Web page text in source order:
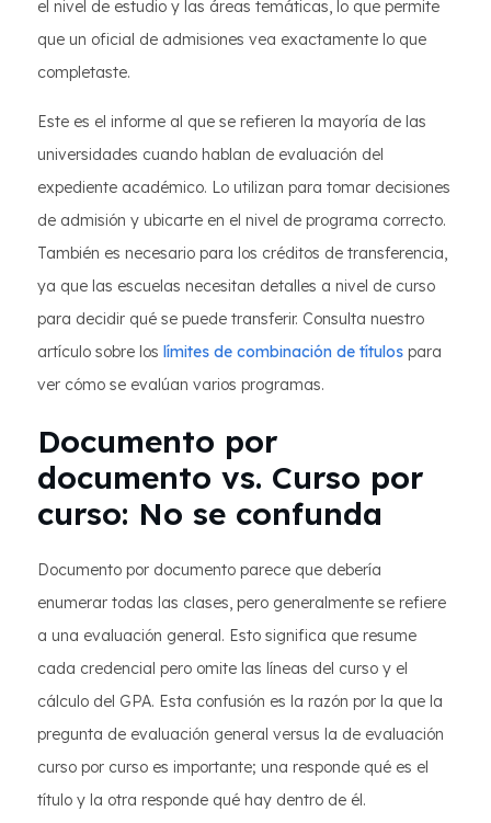
el nivel de estudio y las áreas temáticas, lo que permite
que un oficial de admisiones vea exactamente lo que
completaste.
Este es el informe al que se refieren la mayoría de las
universidades cuando hablan de evaluación del
expediente académico. Lo utilizan para tomar decisiones
de admisión y ubicarte en el nivel de programa correcto.
También es necesario para los créditos de transferencia,
ya que las escuelas necesitan detalles a nivel de curso
para decidir qué se puede transferir. Consulta nuestro
artículo sobre los límites de combinación de títulos para
ver cómo se evalúan varios programas.
Documento por
documento vs. Curso por
curso: No se confunda
Documento por documento parece que debería
enumerar todas las clases, pero generalmente se refiere
a una evaluación general. Esto significa que resume
cada credencial pero omite las líneas del curso y el
cálculo del GPA. Esta confusión es la razón por la que la
pregunta de evaluación general versus la de evaluación
curso por curso es importante; una responde qué es el
título y la otra responde qué hay dentro de él.